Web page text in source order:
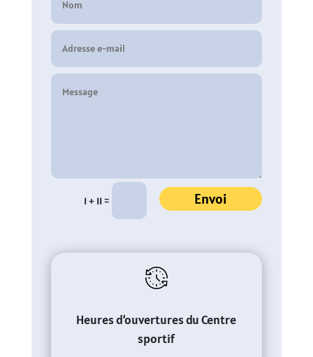
1 + 11= Envoi
Heures d’ouvertures du Centre
sportif